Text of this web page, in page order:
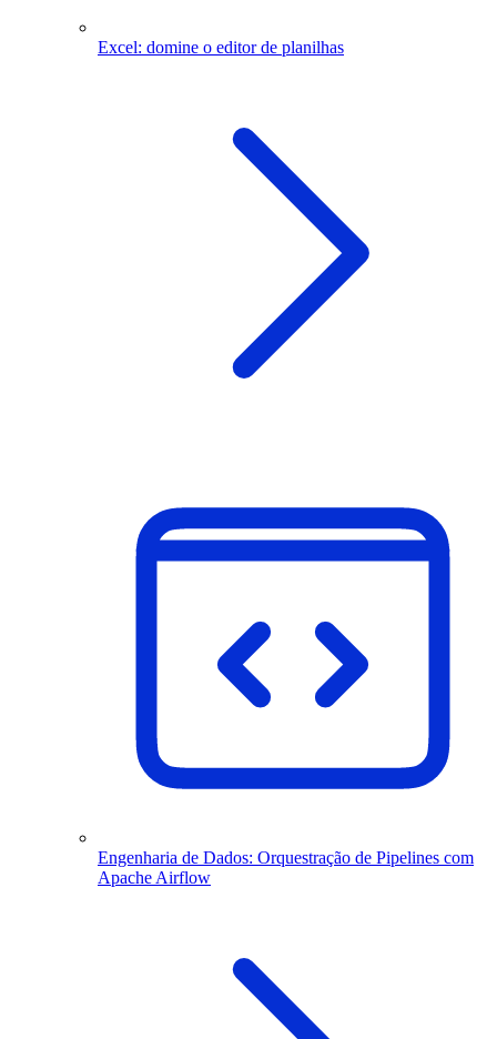
Excel: domine o editor de planilhas
Engenharia de Dados: Orquestração de Pipelines com
Apache Airflow